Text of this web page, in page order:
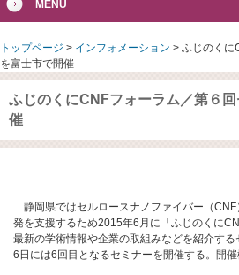
MENU
トップページ > インフォメーション > ふじのくに
を富士市で開催
ふじのくにCNFフォーラム／第６
催
静岡県ではセルロースナノファイバー（CNF
発を支援するため2015年6月に「ふじのくに
最新の学術情報や企業の取組みなどを紹介す
6日には6回目となるセミナーを開催する。開催